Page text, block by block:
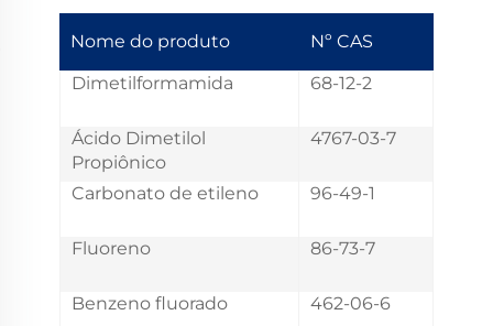
Nome do produto
Nº CAS
Dimetilformamida
68-12-2
Ácido Dimetilol
Propiônico
4767-03-7
Carbonato de etileno 96-49-1
Fluoreno 86-73-7
Benzeno fluorado 462-06-6